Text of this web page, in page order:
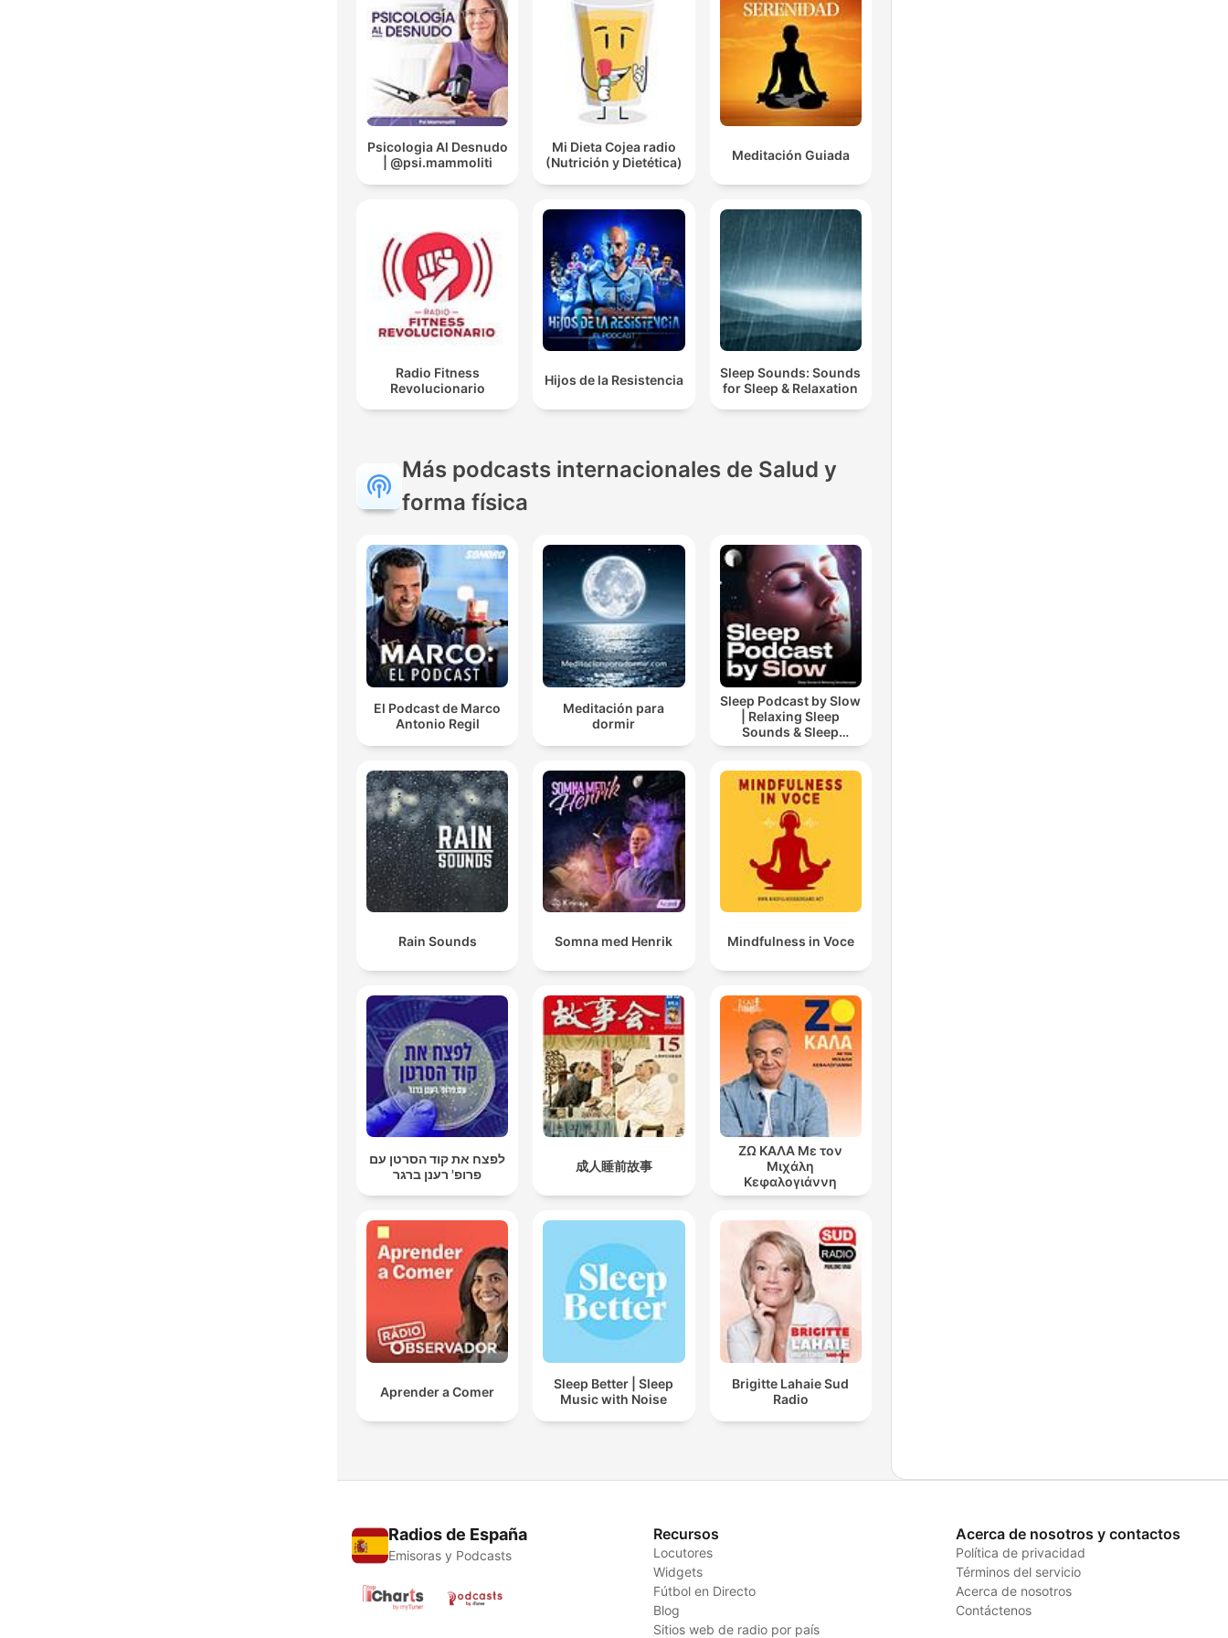
Psicologia Al Desnudo
| @psi.mammoliti
Mi Dieta Cojea radio
(Nutrición y Dietética)
Meditación Guiada
Radio Fitness
Revolucionario
Hijos de la Resistencia
Sleep Sounds: Sounds
for Sleep & Relaxation
Más podcasts internacionales de Salud y
forma física
El Podcast de Marco
Antonio Regil
Meditación para
dormir
Sleep Podcast by Slow
| Relaxing Sleep
Sounds & Sleep
Stories | Nature Sound
Rain Sounds Somna med Henrik Mindfulness in Voce
לפצח את קוד הסרטן עם
פרופ' רענן ברגר
成人睡前故事
ΖΩ ΚΑΛΑ Με τον
Μιχάλη
Κεφαλογιάννη
Aprender a Comer
Sleep Better | Sleep
Music with Noise
Brigitte Lahaie Sud
Radio
Radios de España
Emisoras y Podcasts
Recursos
Locutores
Widgets
Fútbol en Directo
Blog
Sitios web de radio por país
Acerca de nosotros y contactos
Política de privacidad
Términos del servicio
Acerca de nosotros
Contáctenos